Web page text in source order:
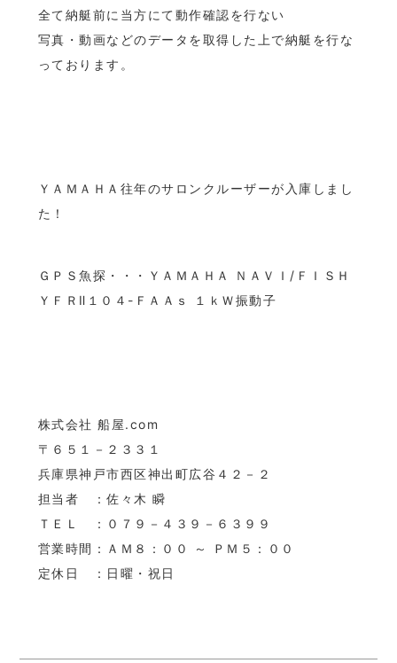
全て納艇前に当方にて動作確認を行ない
写真・動画などのデータを取得した上で納艇を行な
っております。
ＹＡＭＡＨＡ往年のサロンクルーザーが入庫しまし
た！
ＧＰＳ魚探・・・ＹＡＭＡＨＡ ＮＡＶＩ/ＦＩＳＨ
ＹＦＲⅡ１０４-ＦＡＡｓ １ｋＷ振動子
株式会社 船屋.com
〒６５１－２３３１
兵庫県神戸市西区神出町広谷４２－２
担当者 ：佐々木 瞬
ＴＥＬ ：０７９－４３９－６３９９
営業時間：ＡＭ８：００ ～ ＰＭ５：００
定休日 ：日曜・祝日